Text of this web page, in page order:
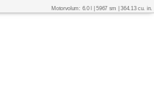
Motorvolum: 6.0 l | 5967 sm | 364.13 cu. in.